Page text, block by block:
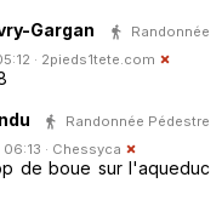
Gargan
Randonnée
· 2pieds1tete.com
Randonnée Pédestre
· Chessyca
de boue sur l'aqueduc